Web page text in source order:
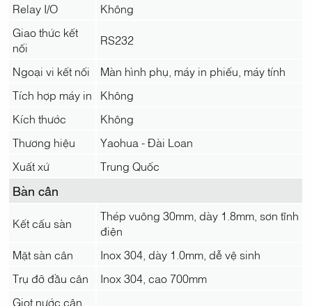
Relay I/O
Không
Giao thức kết
nối
RS232
Ngoại vi kết nối
Màn hình phụ, máy in phiếu, máy tính
Tích hợp máy in
Không
Kích thước
Không
Thương hiệu
Yaohua - Đài Loan
Xuất xứ
Trung Quốc
Bàn cân
Kết cấu sàn
Thép vuông 30mm, dày 1.8mm, sơn tĩnh
điện
Mặt sàn cân
Inox 304, dày 1.0mm, dễ vệ sinh
Trụ đỡ đầu cân
Inox 304, cao 700mm
Giọt nước cân